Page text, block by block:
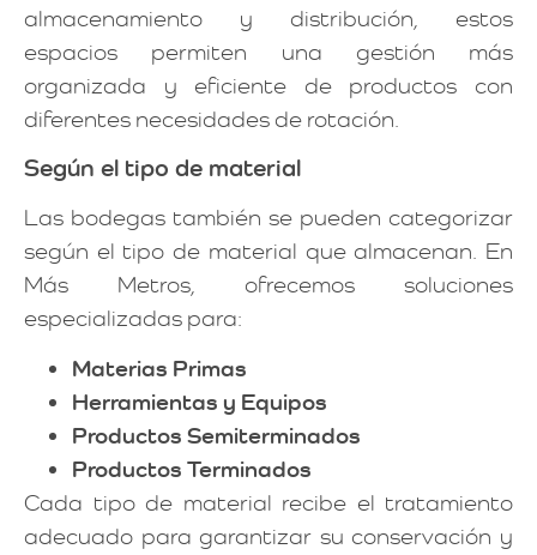
almacenamiento y distribución, estos
espacios permiten una gestión más
organizada y eficiente de productos con
diferentes necesidades de rotación.
Según el tipo de material
Las bodegas también se pueden categorizar
según el tipo de material que almacenan. En
Más Metros, ofrecemos soluciones
especializadas para:
Materias Primas
Herramientas y Equipos
Productos Semiterminados
Productos Terminados
Cada tipo de material recibe el tratamiento
adecuado para garantizar su conservación y